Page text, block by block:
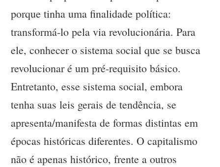
porque tinha uma finalidade política:
transformá-lo pela via revolucionária. Para
ele, conhecer o sistema social que se busca
revolucionar é um pré-requisito básico.
Entretanto, esse sistema social, embora
tenha suas leis gerais de tendência, se
apresenta/manifesta de formas distintas em
épocas históricas diferentes. O capitalismo
não é apenas histórico, frente a outros